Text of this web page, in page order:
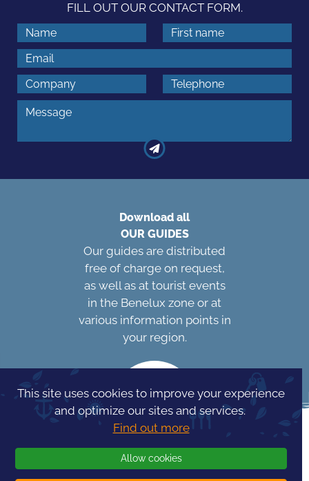
FILL OUT OUR CONTACT FORM.
Download all
OUR GUIDES
Our guides are distributed
free of charge on request,
as well as at tourist events
in the Benelux zone or at
various information points in
your region.
This site uses cookies to improve your experience
and optimize our sites and services.
Find out more
Allow cookies